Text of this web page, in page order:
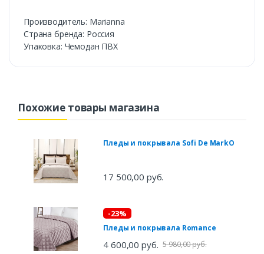
Производитель: Marianna
Страна бренда: Россия
Упаковка: Чемодан ПВХ
Похожие товары магазина
Пледы и покрывала Sofi De MarkO
17 500,00 руб.
-23%
Пледы и покрывала Romance
4 600,00 руб. 5 980,00 руб.